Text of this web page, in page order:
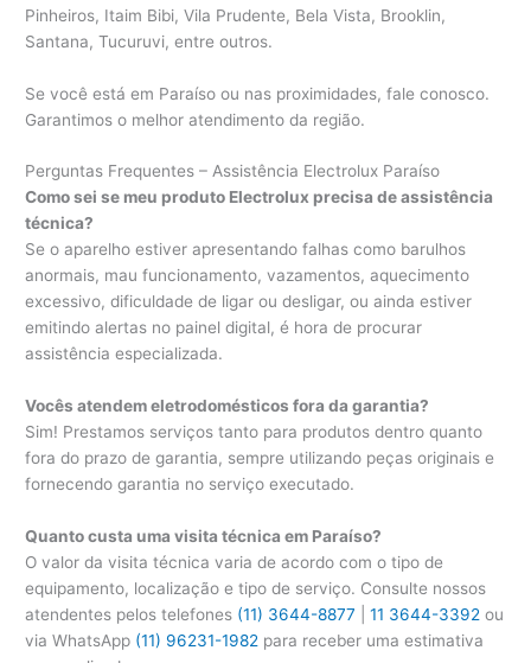
Pinheiros, Itaim Bibi, Vila Prudente, Bela Vista, Brooklin,
Santana, Tucuruvi, entre outros.
Se você está em Paraíso ou nas proximidades, fale conosco.
Garantimos o melhor atendimento da região.
Perguntas Frequentes – Assistência Electrolux Paraíso
Como sei se meu produto Electrolux precisa de assistência
técnica?
Se o aparelho estiver apresentando falhas como barulhos
anormais, mau funcionamento, vazamentos, aquecimento
excessivo, dificuldade de ligar ou desligar, ou ainda estiver
emitindo alertas no painel digital, é hora de procurar
assistência especializada.
Vocês atendem eletrodomésticos fora da garantia?
Sim! Prestamos serviços tanto para produtos dentro quanto
fora do prazo de garantia, sempre utilizando peças originais e
fornecendo garantia no serviço executado.
Quanto custa uma visita técnica em Paraíso?
O valor da visita técnica varia de acordo com o tipo de
equipamento, localização e tipo de serviço. Consulte nossos
atendentes pelos telefones (11) 3644-8877 |11 3644-3392 ou
via WhatsApp (11) 96231-1982 para receber uma estimativa